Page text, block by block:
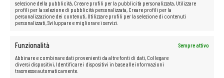
selezione della pubblicità, Creare profili per la pubblicità personalizzata, Utilizzare
profili per la selezione di pubblicità personalizzata, Creare profili per la
personalizzazione dei contenuti, Utilizzare profili per la selezione di contenuti
personalizzati, Sviluppare e migliorare i servizi.
Funzionalità
Sempre attivo
Abbinare e combinare dati provenienti da altre fonti di dati, Collegare
diversi dispositivi, Identificare i dispositivi in base alle informazioni
trasmesse automaticamente.
Firewall IntruVert IntruShield I-2600 Sensor
Appliance Gestibile
AGGIUNGI AL CARRELLO